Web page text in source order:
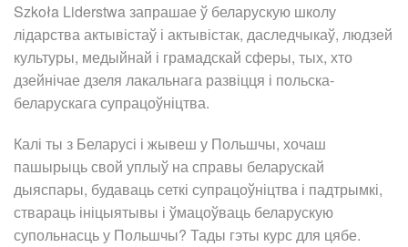
Szkoła Liderstwa запрашае ў беларускую школу
лідарства актывістаў і актывістак, даследчыкаў, людзей
культуры, медыйнай і грамадскай сферы, тых, хто
дзейнічае дзеля лакальнага развіцця і польска-
беларускага супрацоўніцтва.
Калі ты з Беларусі і жывеш у Польшчы, хочаш
пашырыць свой уплыў на справы беларускай
дыяспары, будаваць сеткі супрацоўніцтва і падтрымкі,
ствараць ініцыятывы і ўмацоўваць беларускую
супольнасць у Польшчы? Тады гэты курс для цябе.